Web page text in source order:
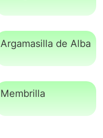
Argamasilla de Alba
Membrilla